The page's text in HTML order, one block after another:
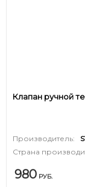
Клапан ручной
Производитель:
Страна
980 РУБ.